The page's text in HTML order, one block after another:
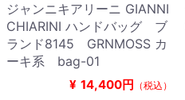
ジャンニキアリーニ GIANNI
CHIARINI ハンドバッグ ブ
ランド8145 GRNMOSS カ
ーキ系 bag-01
¥ 14,400円 （税込）